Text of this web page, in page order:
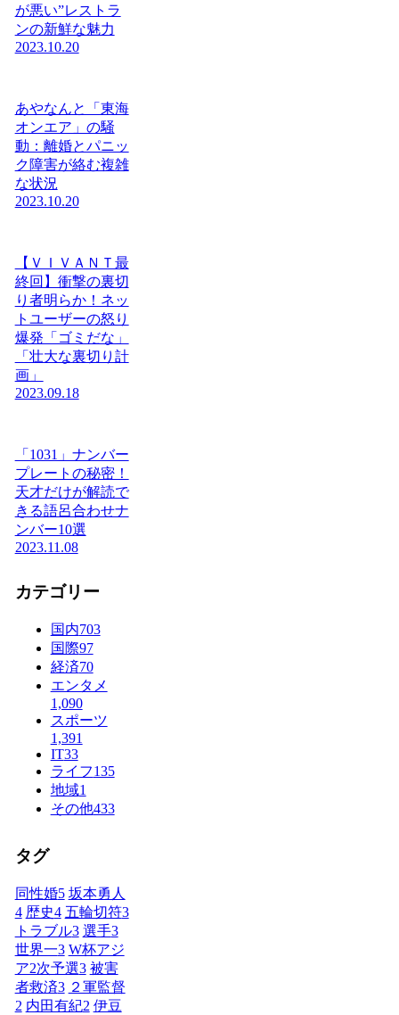
が悪い”レストラ
ンの新鮮な魅力
2023.10.20
あやなんと「東海
オンエア」の騒
動：離婚とパニッ
ク障害が絡む複雑
な状況
2023.10.20
【ＶＩＶＡＮＴ最
終回】衝撃の裏切
り者明らか！ネッ
トユーザーの怒り
爆発「ゴミだな」
「壮大な裏切り計
画」
2023.09.18
「1031」ナンバー
プレートの秘密！
天才だけが解読で
きる語呂合わせナ
ンバー10選
2023.11.08
カテゴリー
国内703
国際97
経済70
エンタメ
1,090
スポーツ
1,391
IT33
ライフ135
地域1
その他433
タグ
同性婚5 坂本勇人
4 歴史4 五輪切符3
トラブル3 選手3
世界一3 W杯アジ
ア2次予選3 被害
者救済3 ２軍監督
2 内田有紀2 伊豆